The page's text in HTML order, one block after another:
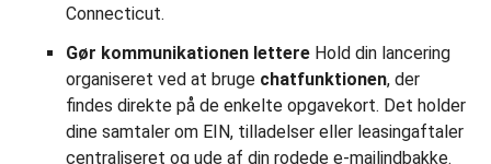
Connecticut.
Gør kommunikationen lettere Hold din lancering
organiseret ved at bruge chatfunktionen, der
findes direkte på de enkelte opgavekort. Det holder
dine samtaler om EIN, tilladelser eller leasingaftaler
centraliseret og ude af din rodede e-mailindbakke.